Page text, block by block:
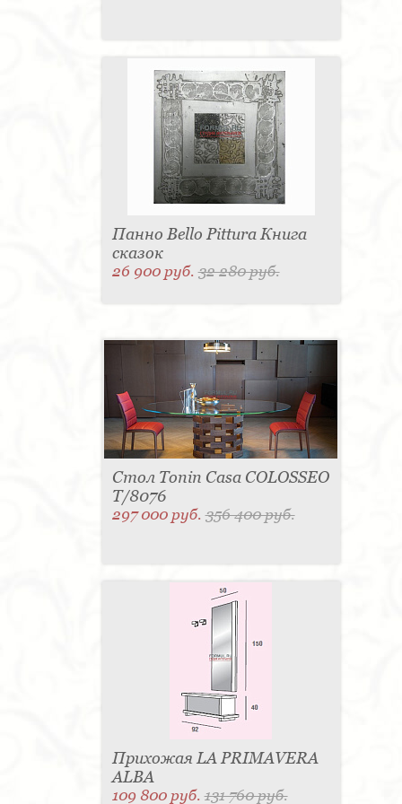
Панно Bello Pittura Книга
сказок
26 900 руб.32 280 руб.
Стол Tonin Casa COLOSSEO
T/8076
297 000 руб.356 400 руб.
Прихожая LA PRIMAVERA
ALBA
109 800 руб.131 760 руб.